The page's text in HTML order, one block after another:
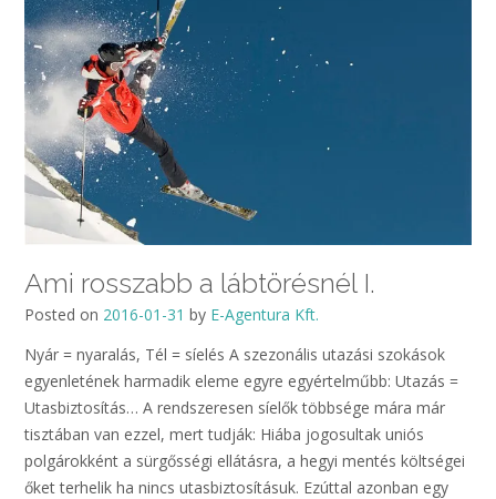
Ami rosszabb a lábtörésnél I.
Posted on 2016-01-31 by E-Agentura Kft.
Nyár = nyaralás, Tél = síelés A szezonális utazási szokások
egyenletének harmadik eleme egyre egyértelműbb: Utazás =
Utasbiztosítás… A rendszeresen síelők többsége mára már
tisztában van ezzel, mert tudják: Hiába jogosultak uniós
polgárokként a sürgősségi ellátásra, a hegyi mentés költségei
őket terhelik ha nincs utasbiztosításuk. Ezúttal azonban egy